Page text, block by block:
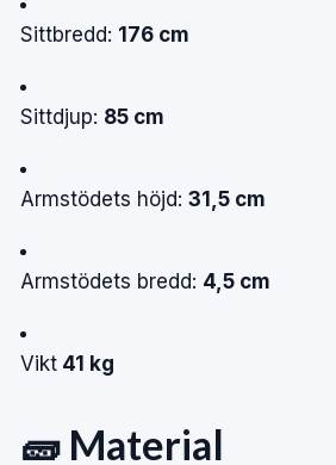
Sittbredd: 176 cm
Sittdjup: 85 cm
Armstödets höjd: 31,5 cm
Armstödets bredd: 4,5 cm
Vikt 41 kg
🧱 Material